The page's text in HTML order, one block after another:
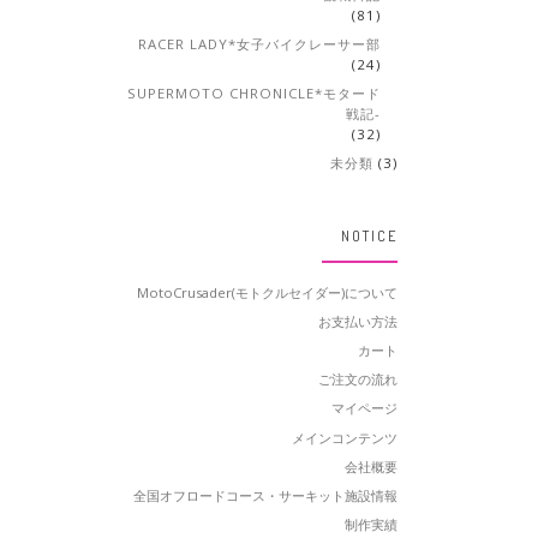
(81)
RACER LADY*女子バイクレーサー部
(24)
SUPERMOTO CHRONICLE*モタード
戦記-
(32)
未分類 (3)
NOTICE
MotoCrusader(モトクルセイダー)について
お支払い方法
カート
ご注文の流れ
マイページ
メインコンテンツ
会社概要
全国オフロードコース・サーキット施設情報
制作実績